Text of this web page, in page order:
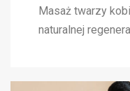
Masaż twarzy
naturalnej